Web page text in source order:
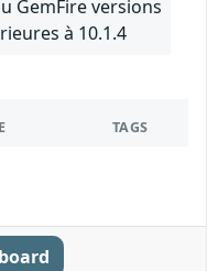
GemFire versions
à 10.1.4
TAGS